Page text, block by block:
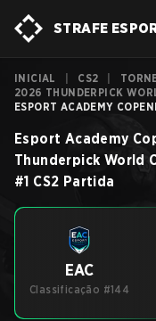
STRAFE
INICIAL CS2
2026 THUNDERPICK
ESPORT ACADEMY
Esport Academy
Thunderpick World
#1 CS2 Partida
EAC
Classificação #144